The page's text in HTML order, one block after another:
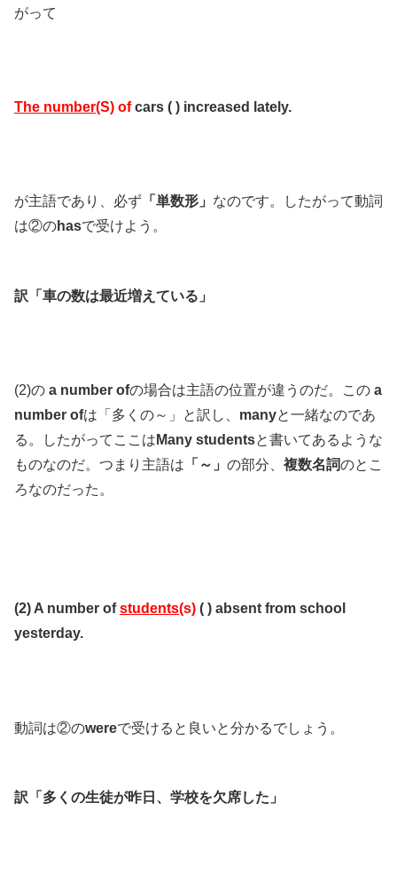
がって
The number(S) ofcars ( ) increased lately.
が主語であり、必ず 「単数形」 なのです。したがって動詞
は②のhasで受けよう。
訳「車の数は最近増えている」
(2)の a number ofの場合は主語の位置が違うのだ。この a
number ofは「多くの～」と訳し、 manyと一緒なのであ
る。したがってここは Many studentsと書いてあるような
ものなのだ。つまり主語は 「～」 の部分、 複数名詞のとこ
ろなのだった。
(2) A number ofstudents(s) ( ) absent from school
yesterday.
動詞は②のwereで受けると良いと分かるでしょう。
訳「多くの生徒が昨日、学校を欠席した」